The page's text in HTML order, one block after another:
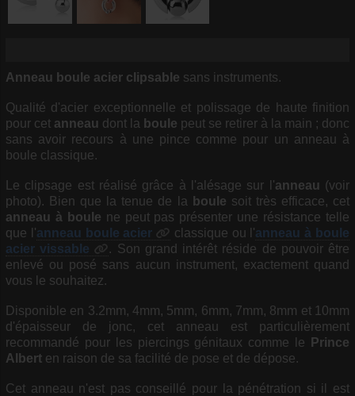
Anneau boule acier clipsable sans instruments.
Qualité d'acier exceptionnelle et polissage de haute finition
pour cet anneau dont la boule peut se retirer à la main ; donc
sans avoir recours à une pince comme pour un anneau à
boule classique.
Le clipsage est réalisé grâce à l'alésage sur l'anneau (voir
photo). Bien que la tenue de la
boule soit très efficace, cet
anneau à boule ne peut pas présenter une résistance telle
que l'anneau boule acier classique ou l'anneau à boule
acier vissable
. Son grand intérêt réside de pouvoir être
enlevé ou posé sans aucun instrument, exactement quand
vous le souhaitez.
Disponible en 3.2mm, 4mm, 5mm, 6mm, 7mm, 8mm et 10mm
d'épaisseur de jonc, cet anneau est particulièrement
recommandé pour les piercings génitaux comme le
Prince
Albert en raison de sa facilité de pose et de dépose.
Cet anneau n'est pas conseillé pour la pénétration si il est